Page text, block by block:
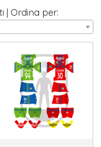
| Ordina per: